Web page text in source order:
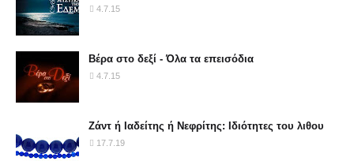
4.7.15
Βέρα στο δεξί - Όλα τα επεισόδια
4.7.15
Ζάντ ή Ιαδείτης ή Νεφρίτης: Ιδιότητες του λιθου
17.7.19